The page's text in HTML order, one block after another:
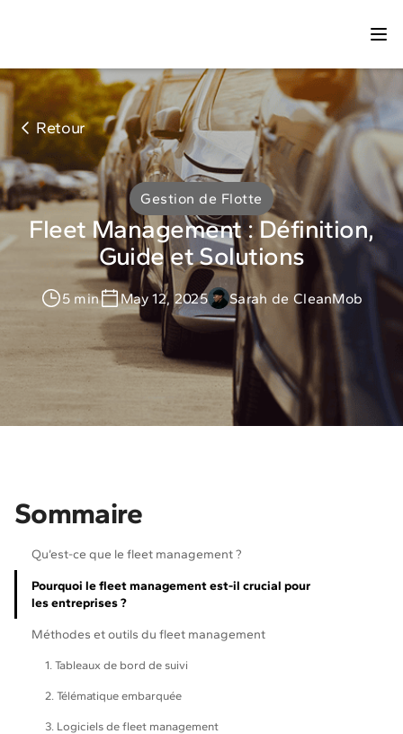
Retour
Gestion de Flotte
Fleet Management : Définition,
Guide et Solutions
5 min May 12, 2025 Sarah de CleanMob
Sommaire
Qu’est-ce que le fleet management ?
Pourquoi le fleet management est-il crucial pour
les entreprises ?
Méthodes et outils du fleet management
1. Tableaux de bord de suivi
2. Télématique embarquée
3. Logiciels de fleet management